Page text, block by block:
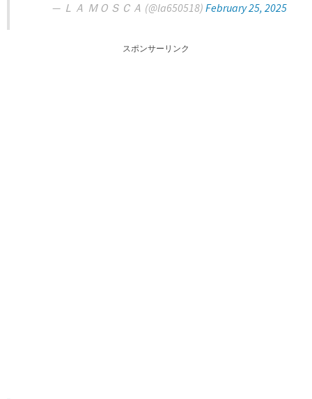
— ＬＡ ＭＯＳＣＡ (@la650518) February 25, 2025
スポンサーリンク